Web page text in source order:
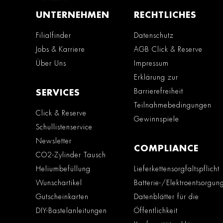
UNTERNEHMEN
Filialfinder
Jobs & Karriere
Über Uns
SERVICES
Click & Reserve
Schullistenservice
Newsletter
CO2-Zylinder Tausch
Heliumbefüllung
Wunschartikel
Gutscheinkarten
DIY-Bastelanleitungen
RECHTLICHES
Datenschutz
AGB Click & Reserve
Impressum
Erklärung zur
Barrierefreiheit
Teilnahmebedingungen
Gewinnspiele
COMPLIANCE
Lieferkettensorgfaltspflicht
Batterie-/Elektroentsorgung
Datenblätter für die
Öffentlichkeit